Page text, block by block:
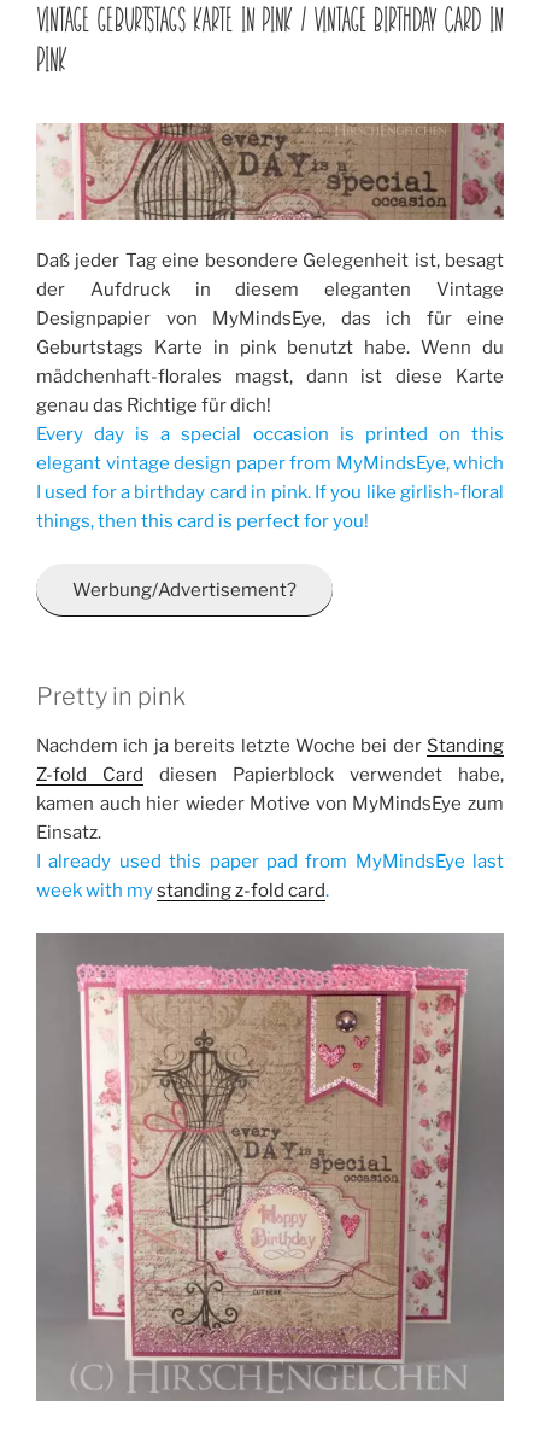
AM
VINTAGE GEBURTSTAGS KARTE IN PINK / VINTAGE BIRTHDAY CARD IN
PINK
Daß jeder Tag eine besondere Gelegenheit ist, besagt
der Aufdruck in diesem eleganten Vintage
Designpapier von MyMindsEye, das ich für eine
Geburtstags Karte in pink benutzt habe. Wenn du
mädchenhaft-florales magst, dann ist diese Karte
genau das Richtige für dich!
Every day is a special occasion is printed on this
elegant vintage design paper from MyMindsEye, which
I used for a birthday card in pink. If you like girlish-floral
things, then this card is perfect for you!
Werbung/Advertisement?
Pretty in pink
Nachdem ich ja bereits letzte Woche bei der Standing
Z-fold Card
diesen Papierblock verwendet habe,
kamen auch hier wieder Motive von MyMindsEye zum
Einsatz.
I already used this paper pad from MyMindsEye last
week with mystanding z-fold card.